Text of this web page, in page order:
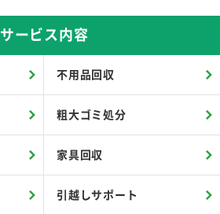
サービス内容
不用品回収
粗大ゴミ処分
家具回収
引越しサポート